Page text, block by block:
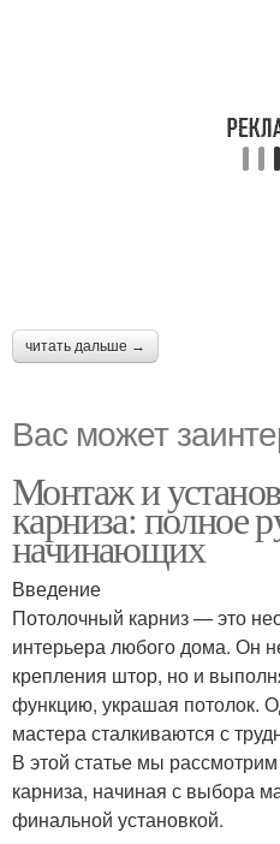
читать дальше →
Вас может
Монтаж и
карниза: полное
начинающих
Введение
Потолочный карниз — это
интерьера любого дома. Он
крепления штор, но и
функцию, украшая потолок.
мастера сталкиваются с
В этой статье мы
карниза, начиная с выбора
финальной установкой.